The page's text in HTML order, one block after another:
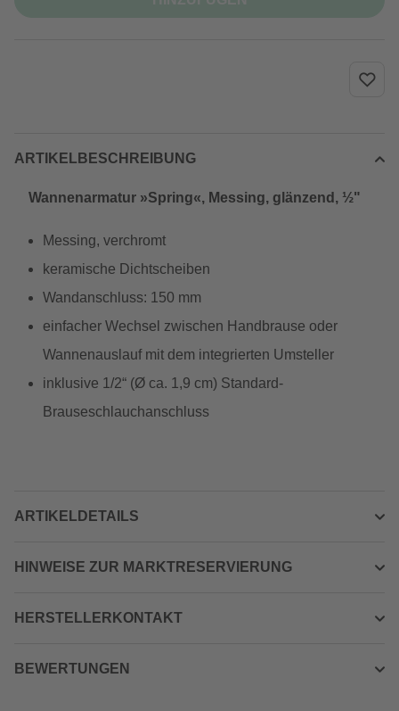
ARTIKELBESCHREIBUNG
Wannenarmatur »Spring«, Messing, glänzend, ½"
Messing, verchromt
keramische Dichtscheiben
Wandanschluss: 150 mm
einfacher Wechsel zwischen Handbrause oder
Wannenauslauf mit dem integrierten Umsteller
inklusive 1/2“ (Ø ca. 1,9 cm) Standard-
Brauseschlauchanschluss
ARTIKELDETAILS
HINWEISE ZUR MARKTRESERVIERUNG
HERSTELLERKONTAKT
BEWERTUNGEN